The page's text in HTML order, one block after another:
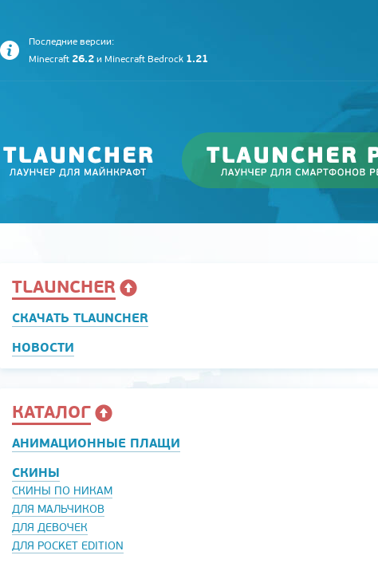
Последние версии:
Minecraft 26.2 и Minecraft Bedrock 1.21
TLAUNCHER
СКАЧАТЬ TLAUNCHER
НОВОСТИ
КАТАЛОГ
АНИМАЦИОННЫЕ ПЛАЩИ
СКИНЫ
СКИНЫ ПО НИКАМ
ДЛЯ МАЛЬЧИКОВ
ДЛЯ ДЕВОЧЕК
ДЛЯ POCKET EDITION